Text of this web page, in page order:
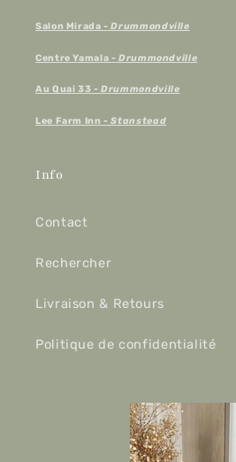
Salon Mirada - Drummondville
Centre Yamala - Drummondville
Au Quai 33 -Drummondville
Lee Farm Inn - Stanstead
Info
Contact
Rechercher
Livraison & Retours
Politique de confidentialité